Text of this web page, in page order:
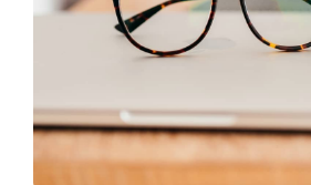
Други
Марка:
Код: